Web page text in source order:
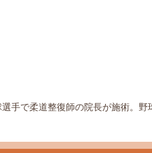
手で柔道整復師の院長が施術。